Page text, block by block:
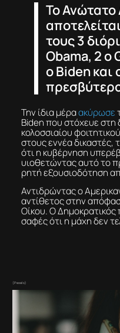
Το Ανώτατο
τους 3
Obama, 2 ο
o Biden και
Την ίδια μέραακύρωσε
Biden που στόχευε
κολοσσιαίου
στους εννέα δικαστές,
ότι η κυβέρνηση
υιοθετώντας αυτό το
ρητή εξουσιοδότηση
Αντιδρώντας ο
αντίθετος στην
Οίκου. Ο
σαφές ότι η μάχη δεν
(Pexels)